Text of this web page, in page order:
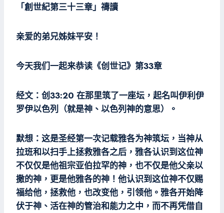
「創世紀第三十三章」禱讀
亲爱的弟兄姊妹平安！
今天我们一起来恭读《创世记》第33章
经文：创33:20 在那里筑了一座坛，起名叫伊利伊
罗伊以色列（就是神、以色列神的意思）。
默想：这是圣经第一次记载雅各为神筑坛，当神从
拉班和以扫手上拯救雅各之后，雅各认识到这位神
不仅仅是他祖宗亚伯拉罕的神，也不仅是他父亲以
撒的神，更是他雅各的神！他认识到这位神不仅赐
福给他，拯救他，也改变他，引领他。雅各开始降
伏于神、活在神的管治和能力之中，而不再凭借自